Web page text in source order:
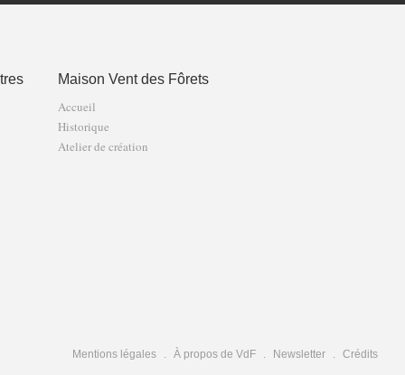
Maison Vent des Fôrets
Accueil
Historique
Atelier de création
Mentions légales À propos de VdF Newsletter Crédits